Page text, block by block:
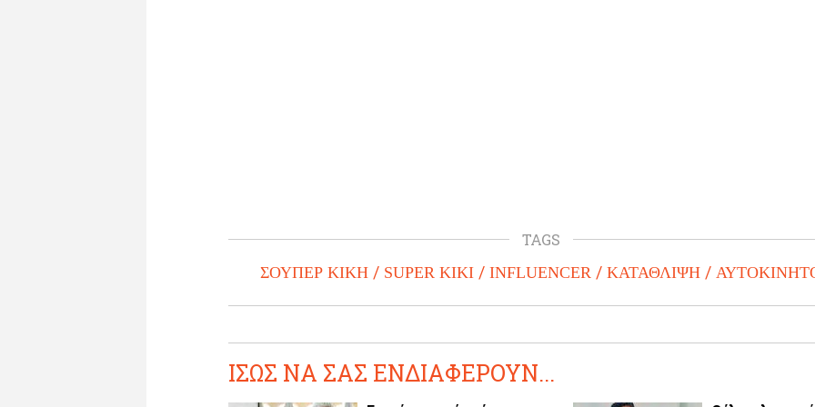
TAGS
ΣΟΥΠΕΡ ΚΙΚΗ SUPER KIKI INFLUENCER ΚΑΤΑΘΛΙΨΗ
ΙΣΩΣ ΝΑ ΣΑΣ ΕΝΔΙΑΦΕΡΟΥΝ...